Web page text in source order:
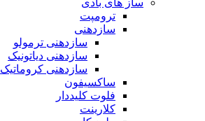
ترومپت
سازدهنی
سازدهنی ترمولو
سازدهنی دیاتونیک
سازدهنی کروماتیک
ساکسیفون
فلوت کلیددار
کلارینت